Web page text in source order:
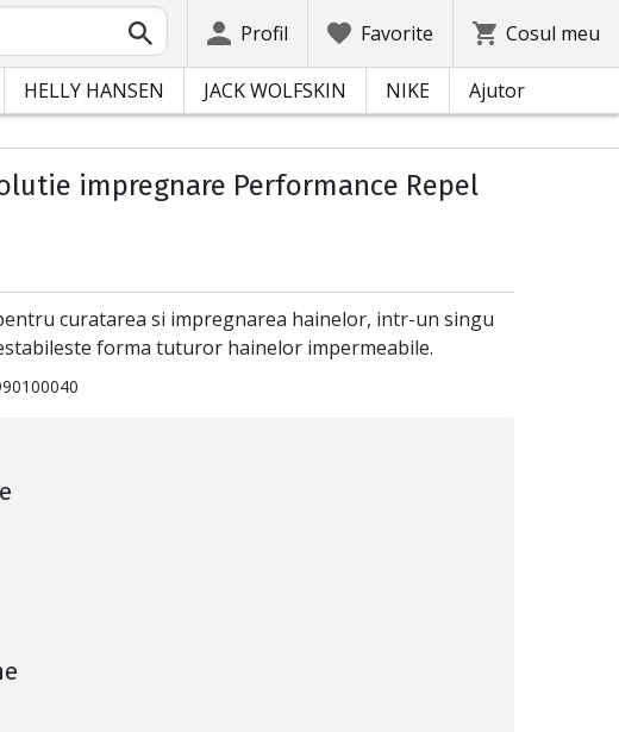
Profil Favorite Cosul meu
HELLY HANSEN JACK WOLFSKIN NIKE Ajutor
impregnare Performance Repel
curatarea si impregnarea hainelor, intr-un singu
forma tuturor hainelor impermeabile.